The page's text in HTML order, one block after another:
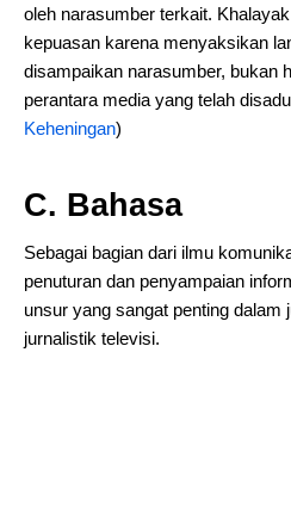
oleh narasumber terkait.
kepuasan karena menyaksikan
disampaikan narasumber, bukan
perantara media yang telah
Keheningan)
C. Bahasa
Sebagai bagian dari ilmu
penuturan dan penyampaian
unsur yang sangat penting dalam
jurnalistik televisi.